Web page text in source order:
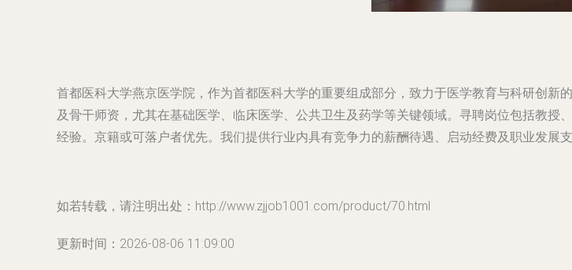
首都医科大学燕京医学院，作为首都医科大学的重要组成部分，致力于医学教育与科研创
及骨干师资，尤其在基础医学、临床医学、公共卫生及药学等关键领域。寻聘岗位包括教
经验。京籍或可落户者优先。我们提供行业内具有竞争力的薪酬待遇、启动经费及职业发展
如若转载，请注明出处：http://www.zjjob1001.com/product/70.html
更新时间：2026-08-06 11:09:00